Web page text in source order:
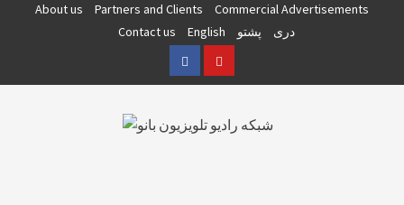
About us Partners and Clients
Commercial Advertisements
Contact us
English پشتو
دری
FacebookYouTube